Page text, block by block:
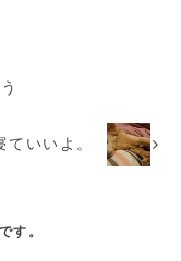
いいよ。
す。